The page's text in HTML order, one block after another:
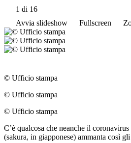
1 di 16
Avvia slideshow
Fullscreen
© Ufficio stampa
© Ufficio stampa
© Ufficio stampa
Cʼè qualcosa che neanche il
(sakura, in giapponese) ammanta così